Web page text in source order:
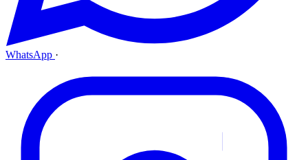
WhatsApp ·